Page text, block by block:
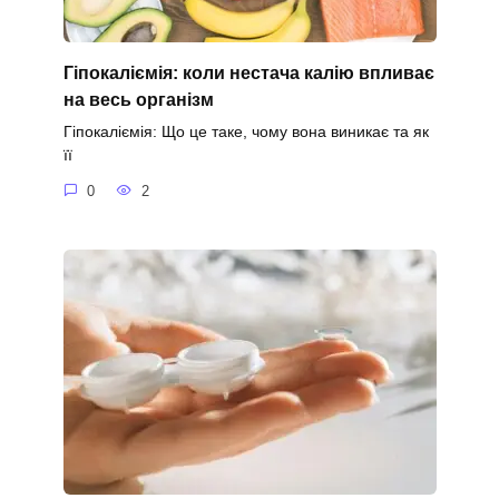
Гіпокаліємія: коли нестача калію впливає
на весь організм
Гіпокаліємія: Що це таке, чому вона виникає та як
її
0 2